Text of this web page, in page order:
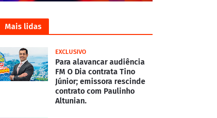
Mais lidas
EXCLUSIVO
Para alavancar audiência
FM O Dia contrata Tino
Júnior; emissora rescinde
contrato com Paulinho
Altunian.